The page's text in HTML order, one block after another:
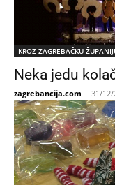
KROZ ZAGREBAČKU
Neka jedu
zagrebancija.com - 31/12/